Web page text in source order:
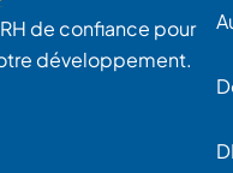
de confiance pour
développement.